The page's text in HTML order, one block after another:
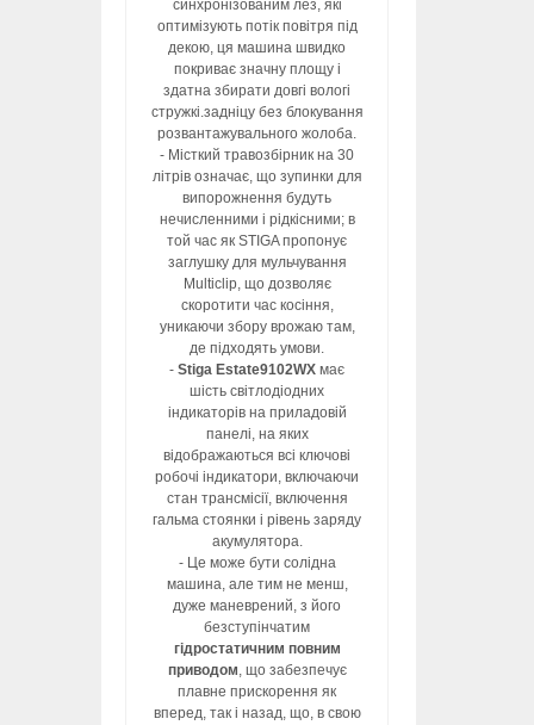
синхронізованим лез, які
оптимізують потік повітря під
декою, ця машина швидко
покриває значну площу і
здатна збирати довгі вологі
стружкі.задніцу без блокування
розвантажувального жолоба.
- Місткий травозбірник на 30
літрів означає, що зупинки для
випорожнення будуть
нечисленними і рідкісними; в
той час як STIGA пропонує
заглушку для мульчування
Multiclip, що дозволяє
скоротити час косіння,
уникаючи збору врожаю там,
де підходять умови.
-Stiga Estate9102WX має
шість світлодіодних
індикаторів на приладовій
панелі, на яких
відображаються всі ключові
робочі індикатори, включаючи
стан трансмісії, включення
гальма стоянки і рівень заряду
акумулятора.
- Це може бути солідна
машина, але тим не менш,
дуже маневрений, з його
безступінчатим
гідростатичним повним
приводом, що забезпечує
плавне прискорення як
вперед, так і назад, що, в свою